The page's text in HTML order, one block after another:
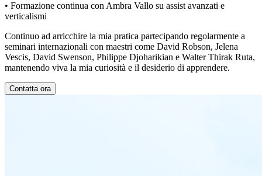
• Formazione continua con Ambra Vallo su assist avanzati e
verticalismi
Continuo ad arricchire la mia pratica partecipando regolarmente a
seminari internazionali con maestri come David Robson, Jelena
Vescis, David Swenson, Philippe Djoharikian e Walter Thirak Ruta,
mantenendo viva la mia curiosità e il desiderio di apprendere.
Contatta ora